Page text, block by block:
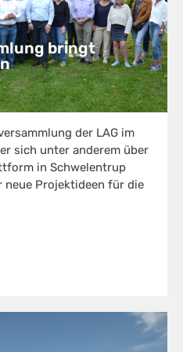
bringt
der LAG im
sich unter anderem über
in Schwelentrup
Projektideen für die